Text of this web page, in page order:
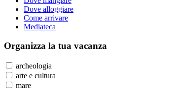
Dove alloggiare
Come arrivare
Mediateca
Organizza la tua vacanza
archeologia
arte e cultura
mare